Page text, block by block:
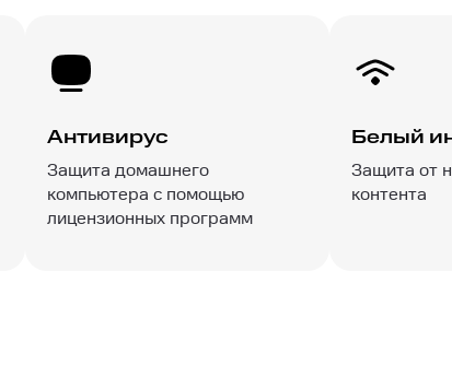
Антивирус
Защита домашнего
компьютера с помощью
лицензионных программ
Белый
Защита от
контента